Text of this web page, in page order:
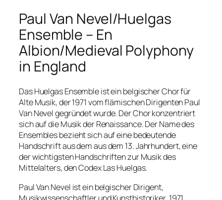
Paul Van Nevel/Huelgas
Ensemble – En
Albion/Medieval Polyphony
in England
Das Huelgas Ensemble ist ein belgischer Chor für
Alte Musik, der 1971 vom flämischen Dirigenten Paul
Van Nevel gegründet wurde. Der Chor konzentriert
sich auf die Musik der Renaissance. Der Name des
Ensembles bezieht sich auf eine bedeutende
Handschrift aus dem aus dem 13. Jahrhundert, eine
der wichtigsten Handschriften zur Musik des
Mittelalters, den Codex Las Huelgas.
Paul Van Nevel ist ein belgischer Dirigent,
Musikwissenschaftler und Kunsthistoriker. 1971